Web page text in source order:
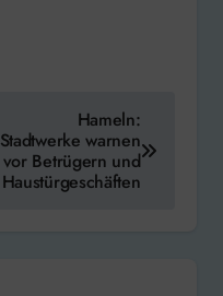
Hameln:
Stadtwerke warnen
vor Betrügern und
Haustürgeschäften